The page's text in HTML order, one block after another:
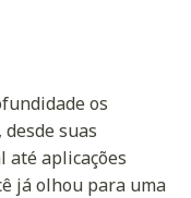
os
suas
até aplicações
já olhou para uma